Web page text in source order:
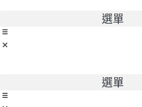
要
內
選單
選單